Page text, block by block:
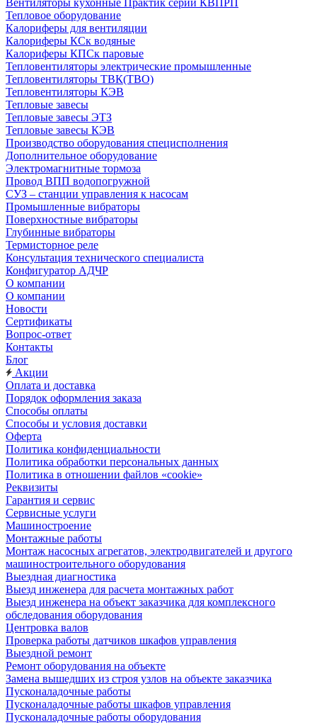
Вентиляторы кухонные Практик серии КВПРП
Тепловое оборудование
Калориферы для вентиляции
Калориферы КСк водяные
Калориферы КПСк паровые
Тепловентиляторы электрические промышленные
Тепловентиляторы ТВК(ТВО)
Тепловентиляторы КЭВ
Тепловые завесы
Тепловые завесы ЭТЗ
Тепловые завесы КЭВ
Производство оборудования специсполнения
Дополнительное оборудование
Электромагнитные тормоза
Провод ВПП водопогружной
СУЗ – станции управления к насосам
Промышленные вибраторы
Поверхностные вибраторы
Глубинные вибраторы
Термисторное реле
Консультация технического специалиста
Конфигуратор АДЧР
О компании
О компании
Новости
Сертификаты
Вопрос-ответ
Контакты
Блог
Акции
Оплата и доставка
Порядок оформления заказа
Способы оплаты
Способы и условия доставки
Оферта
Политика конфиденциальности
Политика обработки персональных данных
Политика в отношении файлов «cookie»
Реквизиты
Гарантия и сервис
Сервисные услуги
Машиностроение
Монтажные работы
Монтаж насосных агрегатов, электродвигателей и другого
машиностроительного оборудования
Выездная диагностика
Выезд инженера для расчета монтажных работ
Выезд инженера на объект заказчика для комплексного
обследования оборудования
Центровка валов
Проверка работы датчиков шкафов управления
Выездной ремонт
Ремонт оборудования на объекте
Замена вышедших из строя узлов на объекте заказчика
Пусконаладочные работы
Пусконаладочные работы шкафов управления
Пусконаладочные работы оборудования